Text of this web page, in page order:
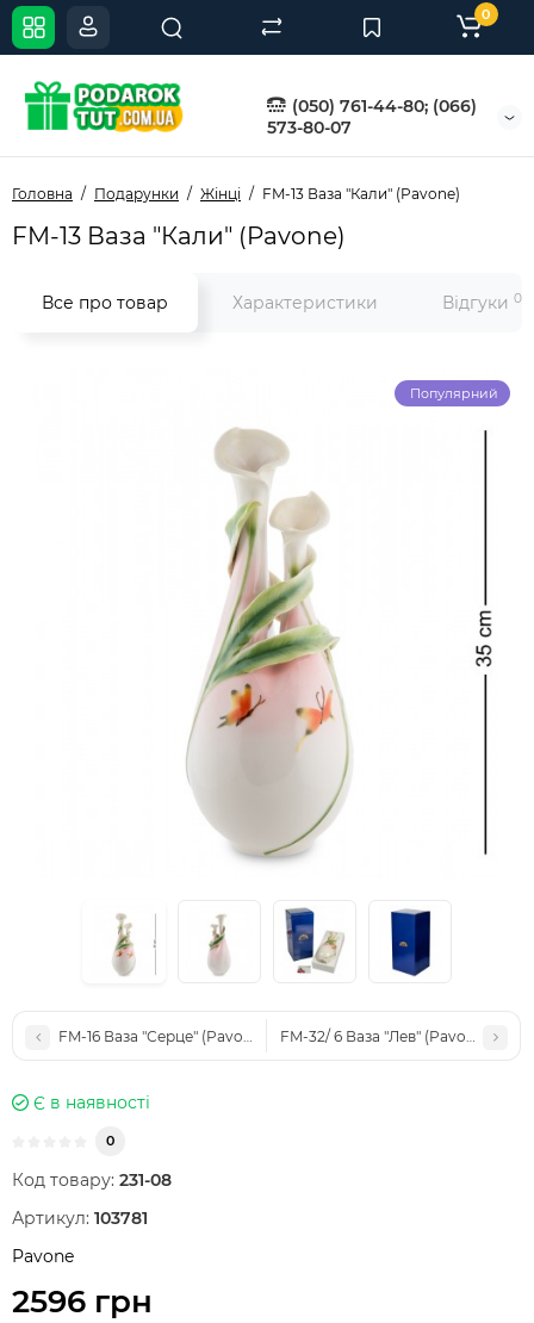
(050) 761-44-80; (066)
573-80-07
0
Головна Подарунки Жінці FM-13 Ваза "Кали" (Pavone)
FM-13 Ваза "Кали" (Pavone)
Все про товар Характеристики Відгуки 0
Популярний
FM-16 Ваза "Серце" (Pavone) FM-32/ 6 Ваза "Лев" (Pavone)
Є в наявності
0
Код товару: 231-08
Артикул: 103781
Pavone
2596 грн